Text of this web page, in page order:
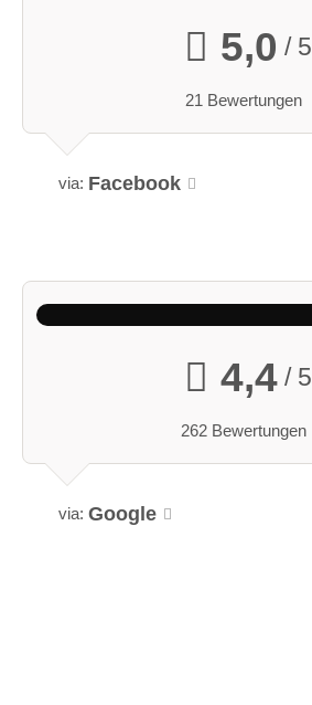
5,0 / 5
21 Bewertungen
via: Facebook
4,4/ 5
262 Bewertungen
via: Google